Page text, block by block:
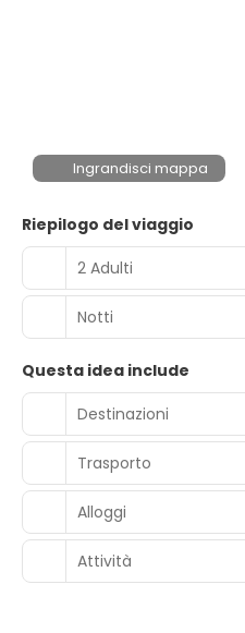
Ingrandisci mappa
Riepilogo del viaggio
2 Adulti
Notti
Questa idea include
Destinazioni
Trasporto
Alloggi
Attività